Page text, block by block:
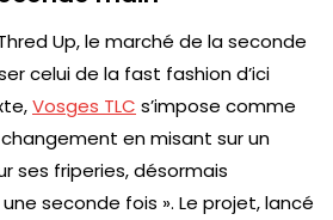
Up, le marché de la seconde
celui de la fast fashion d’ici
Vosges TLC s’impose comme
en misant sur un
ses friperies, désormais
seconde fois ». Le projet, lancé